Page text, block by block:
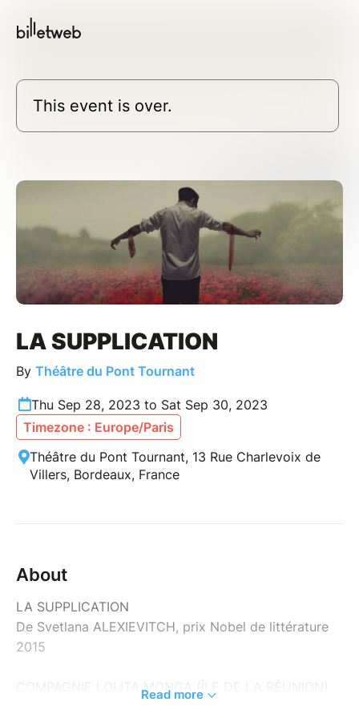
This event is over.
LA SUPPLICATION
By Théâtre du Pont Tournant
Thu Sep 28, 2023 to Sat Sep 30, 2023
Timezone : Europe/Paris
Théâtre du Pont Tournant, 13 Rue Charlevoix de
Villers, Bordeaux, France
About
LA SUPPLICATION
De Svetlana ALEXIEVITCH, prix Nobel de littérature
2015
COMPAGNIE LOLITA MONGA (ÎLE DE LA RÉUNION)
Read more